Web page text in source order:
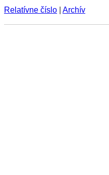
Relatívne číslo Archív